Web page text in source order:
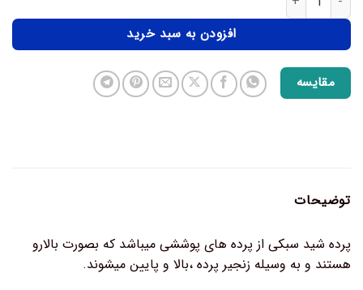
افزودن به سبد خرید
مقایسه
توضیحات
پرده شید سبکی از پرده های پوششی میباشد که بصورت بالارو
هستند و به وسیله زنجیر پرده ،بالا و پایین میشوند.